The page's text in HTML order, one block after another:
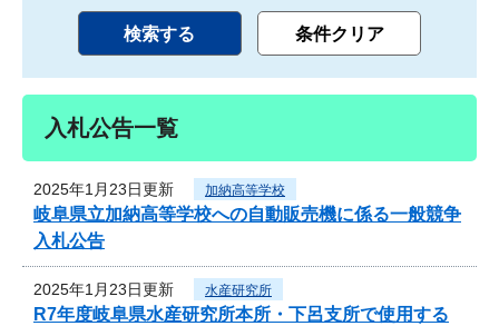
入札公告一覧
2025年1月23日更新 加納高等学校
岐阜県立加納高等学校への自動販売機に係る一般競争
入札公告
2025年1月23日更新 水産研究所
R7年度岐阜県水産研究所本所・下呂支所で使用する